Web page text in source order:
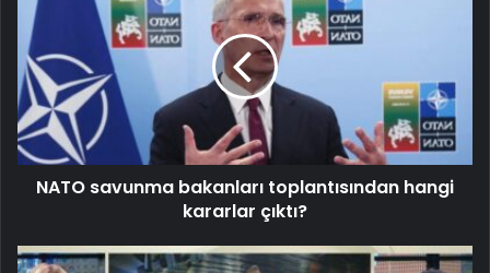
NATO savunma bakanları toplantısından hangi
kararlar çıktı?